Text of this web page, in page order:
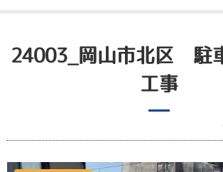
24003_岡山市北区 駐
工事